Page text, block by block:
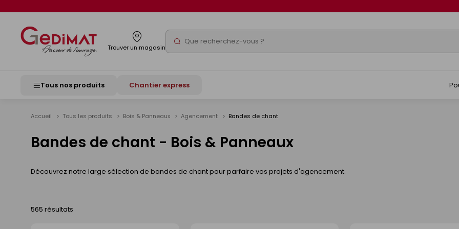
Trouver un magasin Rechercher
Tous nos produits Chantier express
Accueil Tous les produits Bois & Panneaux Agencement Bandes de chant
Bandes de chant - Bois & Panneaux
Découvrez notre large sélection de bandes de chant pour parfaire vos projets d'agencement.
565 résultats